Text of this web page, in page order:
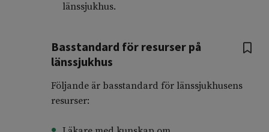
länssjukhus.
Basstandard för resurser på
länssjukhus
Följande är basstandard för länssjukhusens
resurser: